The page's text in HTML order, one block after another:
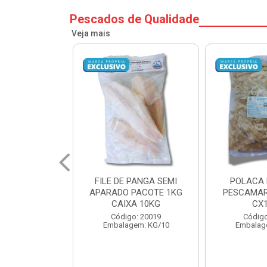
Pescados de Qualidade
Veja mais
POLACA DESFIADA
PESCAMARES PCT5KG
CX10KG
Código: 20161
Embalagem: KG/10
POLACA